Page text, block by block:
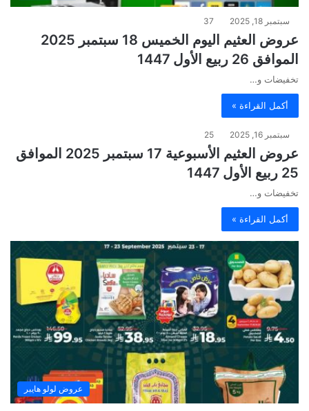
سبتمبر 18, 2025 37
عروض العثيم اليوم الخميس 18 سبتمبر 2025
الموافق 26 ربيع الأول 1447
تخفيضات و…
أكمل القراءة »
سبتمبر 16, 2025 25
عروض العثيم الأسبوعية 17 سبتمبر 2025 الموافق
25 ربيع الأول 1447
تخفيضات و…
أكمل القراءة »
عروض لولو هايبر